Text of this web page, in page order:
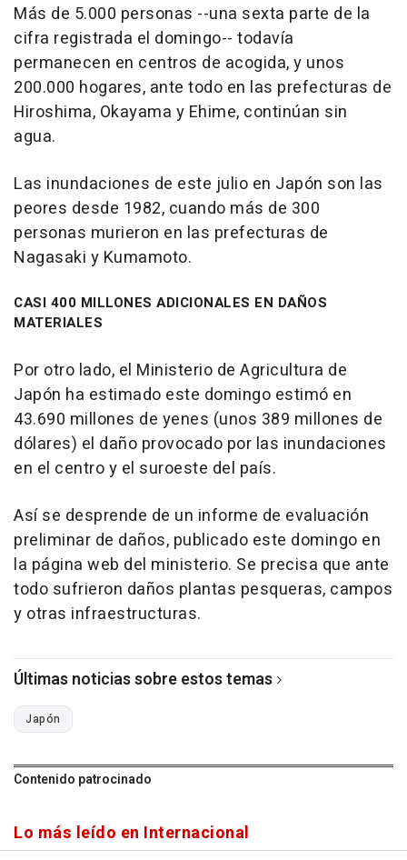
Más de 5.000 personas --una sexta parte de la
cifra registrada el domingo-- todavía
permanecen en centros de acogida, y unos
200.000 hogares, ante todo en las prefecturas de
Hiroshima, Okayama y Ehime, continúan sin
agua.
Las inundaciones de este julio en Japón son las
peores desde 1982, cuando más de 300
personas murieron en las prefecturas de
Nagasaki y Kumamoto.
CASI 400 MILLONES ADICIONALES EN DAÑOS
MATERIALES
Por otro lado, el Ministerio de Agricultura de
Japón ha estimado este domingo estimó en
43.690 millones de yenes (unos 389 millones de
dólares) el daño provocado por las inundaciones
en el centro y el suroeste del país.
Así se desprende de un informe de evaluación
preliminar de daños, publicado este domingo en
la página web del ministerio. Se precisa que ante
todo sufrieron daños plantas pesqueras, campos
y otras infraestructuras.
Últimas noticias sobre estos temas
Japón
Contenido patrocinado
Lo más leído en Internacional